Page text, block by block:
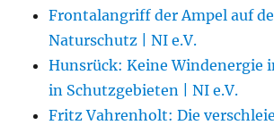
Frontalangriff der Ampel auf
Naturschutz | NI e.V.
Hunsrück: Keine Windenergie
in Schutzgebieten | NI e.V.
Fritz Vahrenholt: Die